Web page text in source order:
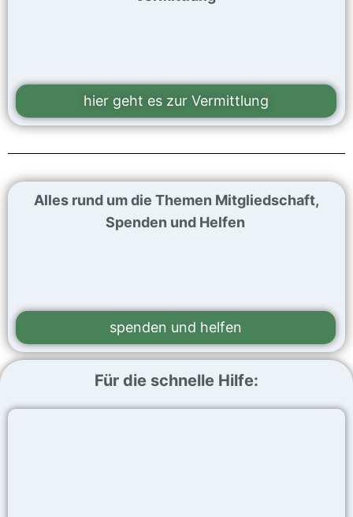
hier geht es zur Vermittlung
Alles rund um die Themen Mitgliedschaft,
Spenden und Helfen
spenden und helfen
Für die schnelle Hilfe: